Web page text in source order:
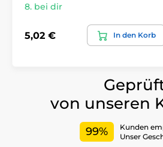
8. bei dir
5,02 € In den Korb
von unseren
99%
Kunden
Unser